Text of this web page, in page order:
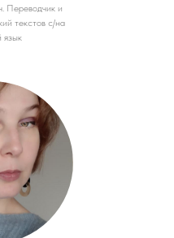
Переводчик и
текстов с/на
язык